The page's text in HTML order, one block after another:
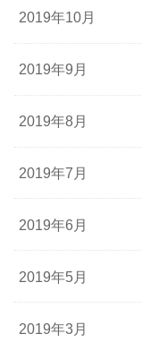
2019年10月
2019年9月
2019年8月
2019年7月
2019年6月
2019年5月
2019年3月